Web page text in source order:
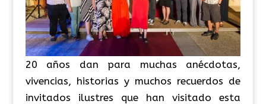
20 años dan para muchas anécdotas,
vivencias, historias y muchos recuerdos de
invitados ilustres que han visitado esta